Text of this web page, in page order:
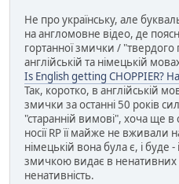
Не про українську, але
на англомовне відео, де
гортанної змички /
англійській та німецькій
Is English getting CHOPPIER?
Так, коротко, в англійській
змички за останні 50 років
"старанній вимові", хоча ще в
носії RP її майже не вживали
німецькій вона була є, і
змичкою видає в ненативних
ненативність.